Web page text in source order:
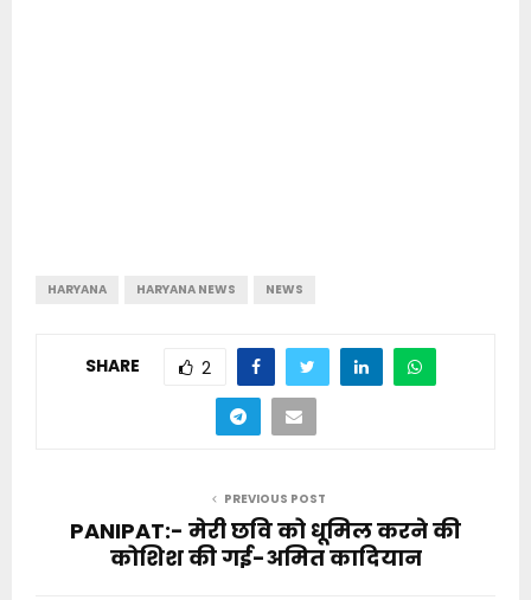
HARYANA HARYANA NEWS NEWS
SHARE 2
PREVIOUS POST
PANIPAT:- मेरी छवि को धूमिल करने की
कोशिश की गई-अमित कादियान